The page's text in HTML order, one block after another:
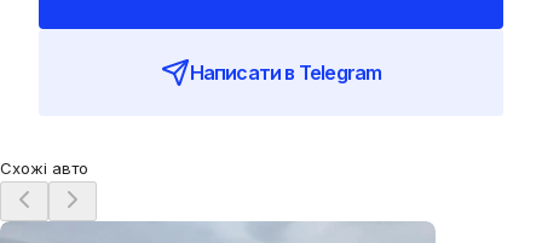
Написати в Telegram
Схожі авто